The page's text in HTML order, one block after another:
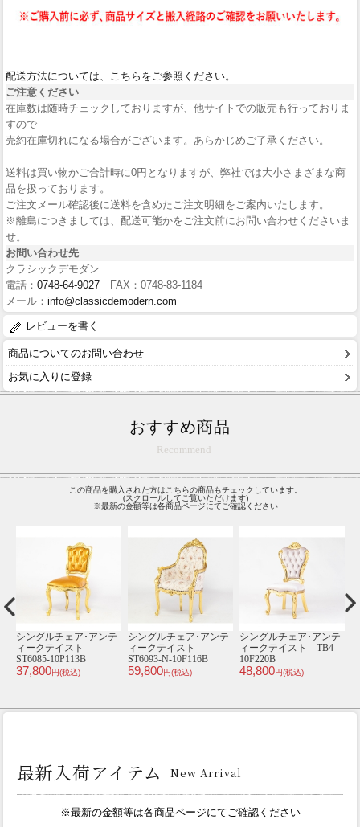
配送方法については、こちらをご参照ください。
ご注意ください
在庫数は随時チェックしておりますが、他サイトでの販売も行っておりま
すので
売約在庫切れになる場合がございます。あらかじめご了承ください。
送料は買い物かご合計時に0円となりますが、弊社では大小さまざまな商
品を扱っております。
ご注文メール確認後に送料を含めたご注文明細をご案内いたします。
※離島につきましては、配送可能かをご注文前にお問い合わせくださいま
せ。
お問い合わせ先
クラシックデモダン
電話： 0748-64-9027 FAX：0748-83-1184
メール： info@classicdemodern.com
レビューを書く
商品についてのお問い合わせ
お気に入りに登録
おすすめ商品
Recommend
この商品を購入された方はこちらの商品もチェックしています。
(スクロールしてご覧いただけます)
※最新の金額等は各商品ページにてご確認ください
･アンテ
TB4-
シングルチェア･アンテ
ィークテイスト TB2-
10F220
47,800
シングルチェア･アンテ
ィークテイスト
ST6109-10F222B
39,800
シングルチェア･ア
ィークテイスト
ST9008-10P32B
40,800